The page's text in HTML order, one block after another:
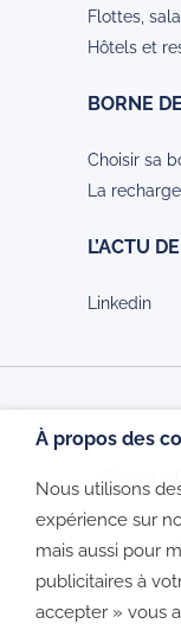
Flottes,
Hôtels et
BORNE
Choisir sa
La
L’ACTU
Linkedin
©2022 -
À propos des
Nous utilisons
expérience sur
mais aussi pour
publicitaires à
accepter » vous